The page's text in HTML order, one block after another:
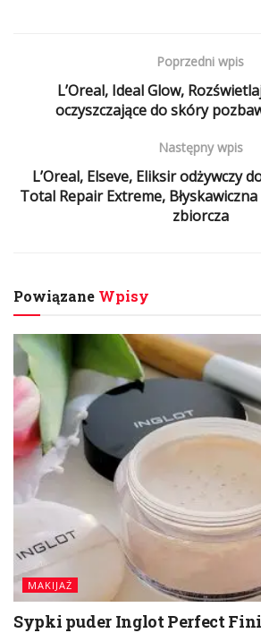
Poprzedni wpis
L’Oreal, Ideal Glow,
oczyszczające do skóry
Następny wpis
L’Oreal, Elseve, Eliksir odżywczy
Total Repair Extreme,
zbiorcza
Powiązane Wpisy
MAKIJAŻ
Sypki puder Inglot Perfect